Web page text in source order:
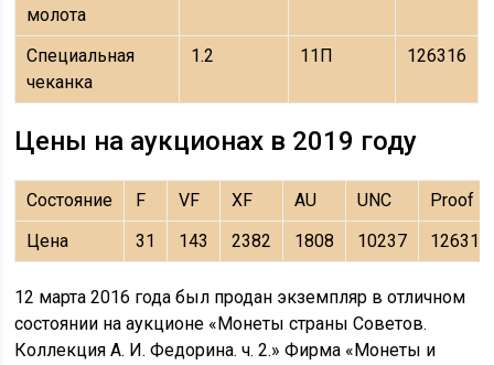
молота
Специальная
чеканка
1.2 11П 126316
Цены на аукционах в 2019 году
Состояние F VF XF AU UNC
Proof
Цена
31 143 2382 1808 10237 126316
12 марта 2016 года был продан экземпляр в отличном
состоянии на аукционе «Монеты страны Советов.
Коллекция А. И. Федорина. ч. 2.» Фирма «Монеты и